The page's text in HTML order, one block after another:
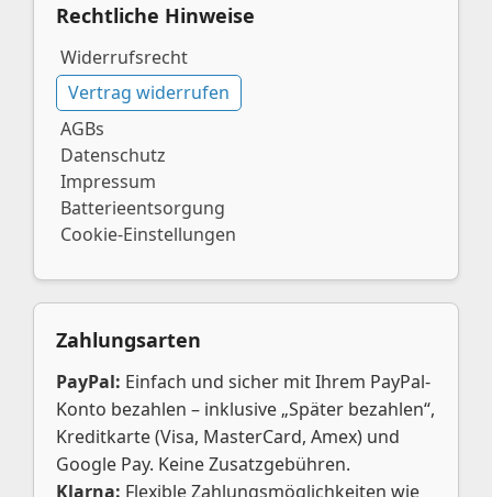
Rechtliche Hinweise
Widerrufsrecht
Vertrag widerrufen
AGBs
Datenschutz
Impressum
Batterieentsorgung
Cookie-Einstellungen
Zahlungsarten
PayPal: Einfach und sicher mit Ihrem PayPal-
Konto bezahlen – inklusive „Später bezahlen“,
Kreditkarte (Visa, MasterCard, Amex) und
Google Pay. Keine Zusatzgebühren.
Klarna: Flexible Zahlungsmöglichkeiten wie